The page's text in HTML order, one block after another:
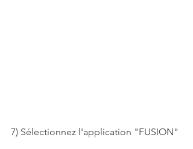
7) Sélectionnez l'application "FUSION"